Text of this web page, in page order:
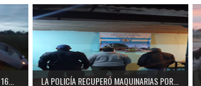
LA POLICÍA RECUPERÓ MAQUINARIAS POR...